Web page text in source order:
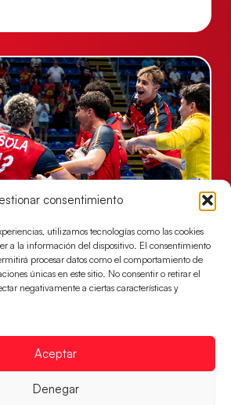
consentimiento
utilizamos tecnologías como las cookies
a la información del dispositivo. El consentimiento
procesar datos como el comportamiento de
únicas en este sitio. No consentir o retirar el
negativamente a ciertas características y
Aceptar
Denegar
jugarán las
EHF EURO 2026
Márquez se han llevado el
29-27 ante Francia y mañana